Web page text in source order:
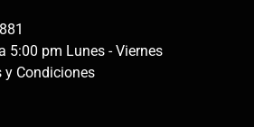
5:00 pm Lunes - Viernes
y Condiciones